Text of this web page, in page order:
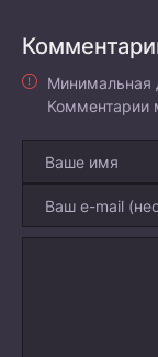
Минимальная
Комментарии